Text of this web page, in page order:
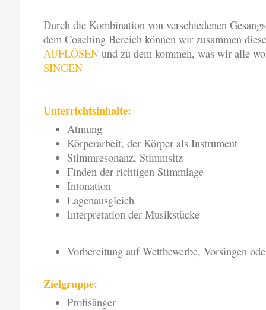
Durch die Kombination von verschiedenen
dem Coaching Bereich können wir zusammen
AUFLÖSENund zu dem kommen, was wir alle
SINGEN
Unterrichtsinhalte:
Atmung
Körperarbeit, der Körper als Instrument
Stimmresonanz, Stimmsitz
Finden der richtigen Stimmlage
Intonation
Lagenausgleich
Interpretation der Musikstücke
Vorbereitung auf Wettbewerbe, Vorsingen
Zielgruppe:
Profisänger